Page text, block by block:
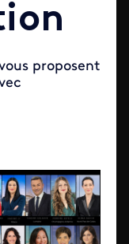
proposent